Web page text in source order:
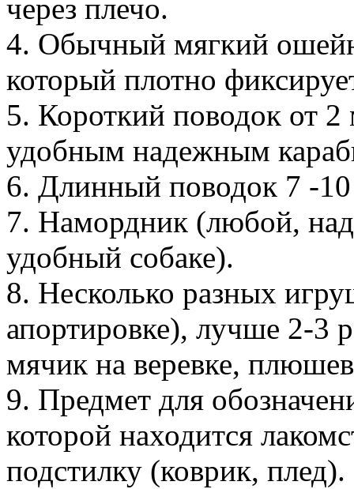
через плечо.
4. Обычный мягкий
который плотно
5. Короткий поводок от
удобным надежным
6. Длинный поводок 7 -
7. Намордник (любой,
удобный собаке).
8. Несколько разных
апортировке), лучше 2-3
мячик на веревке,
9. Предмет для
которой находится
подстилку (коврик, плед).